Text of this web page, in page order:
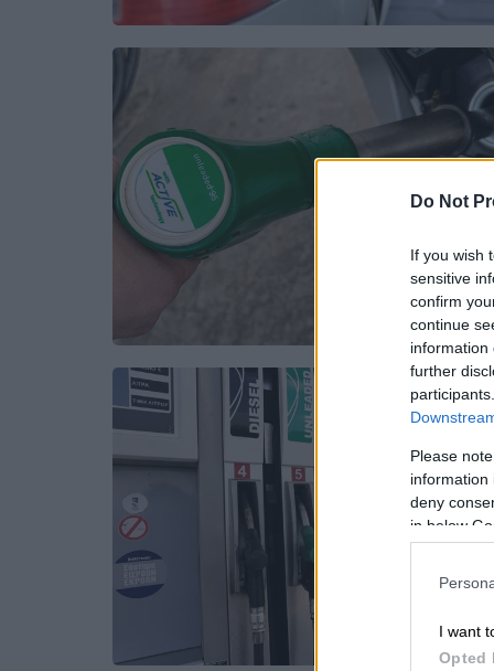
Do Not
If you wish
sensitive
confirm
continue
information
further
Please
information
deny
in below
I want
Opted